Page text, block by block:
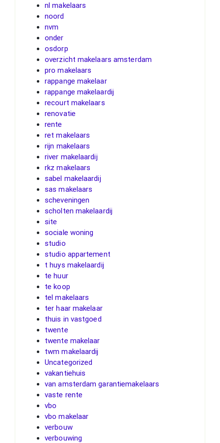
nl makelaars
noord
nvm
onder
osdorp
overzicht makelaars amsterdam
pro makelaars
rappange makelaar
rappange makelaardij
recourt makelaars
renovatie
rente
ret makelaars
rijn makelaars
river makelaardij
rkz makelaars
sabel makelaardij
sas makelaars
scheveningen
scholten makelaardij
site
sociale woning
studio
studio appartement
t huys makelaardij
te huur
te koop
tel makelaars
ter haar makelaar
thuis in vastgoed
twente
twente makelaar
twm makelaardij
Uncategorized
vakantiehuis
van amsterdam garantiemakelaars
vaste rente
vbo
vbo makelaar
verbouw
verbouwing